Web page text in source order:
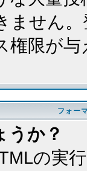
ません
権限が
フォー
うか？
の実